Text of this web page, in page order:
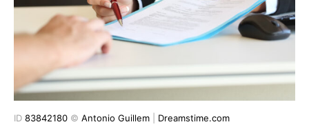
ID 83842180 © Antonio Guillem Dreamstime.com